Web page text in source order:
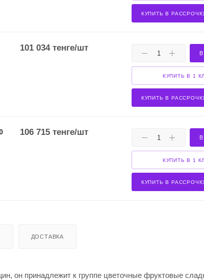
КУПИТЬ В
101 034тенге/шт
КУПИТЬ В 1
КУПИТЬ В
106 715тенге/шт
КУПИТЬ В 1
КУПИТЬ В
ДОСТАВКА
он принадлежит к группе цветочные фруктовые